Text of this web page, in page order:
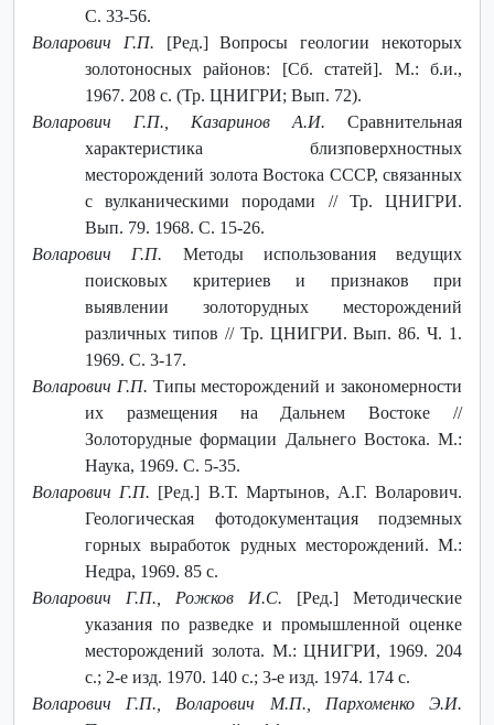
С. 33-56.
Воларович Г.П. [Ред.] Вопросы геологии некоторых
золотоносных районов: [Сб. статей]. М.: б.и.,
1967. 208 с. (Тр. ЦНИГРИ; Вып. 72).
Воларович Г.П., Казаринов А.И. Сравнительная
характеристика близповерхностных
месторождений золота Востока СССР, связанных
с вулканическими породами // Тр. ЦНИГРИ.
Вып. 79. 1968. С. 15-26.
Воларович Г.П. Методы использования ведущих
поисковых критериев и признаков при
выявлении золоторудных месторождений
различных типов // Тр. ЦНИГРИ. Вып. 86. Ч. 1.
1969. С. 3-17.
Воларович Г.П. Типы месторождений и закономерности
их размещения на Дальнем Востоке //
Золоторудные формации Дальнего Востока. М.:
Наука, 1969. С. 5-35.
Воларович Г.П. [Ред.] В.Т. Мартынов, А.Г. Воларович.
Геологическая фотодокументация подземных
горных выработок рудных месторождений. М.:
Недра, 1969. 85 с.
Воларович Г.П., Рожков И.С. [Ред.] Методические
указания по разведке и промышленной оценке
месторождений золота. М.: ЦНИГРИ, 1969. 204
с.; 2-е изд. 1970. 140 с.; 3-е изд. 1974. 174 с.
Воларович Г.П., Воларович М.П., Пархоменко Э.И.